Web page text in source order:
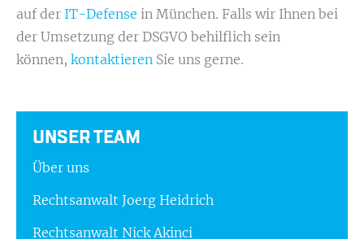
auf der IT-Defense in München. Falls wir Ihnen bei
der Umsetzung der DSGVO behilflich sein
können, kontaktieren Sie uns gerne.
UNSER TEAM
Über uns
Rechtsanwalt Joerg Heidrich
Rechtsanwalt Nick Akinci